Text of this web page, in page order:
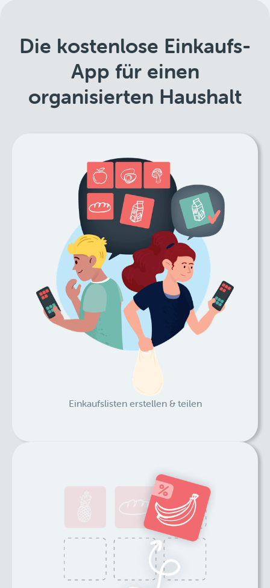
Die kostenlose Einkaufs-
App für einen
organisierten Haushalt
Einkaufslisten erstellen & teilen